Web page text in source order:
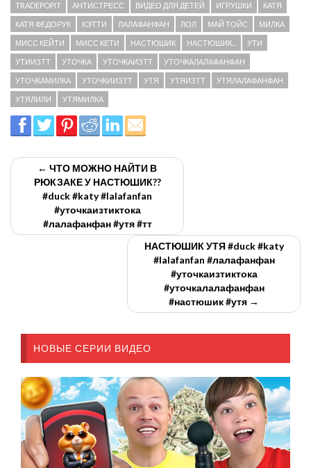
TRADEPOPIT АНТИСТРЕСС ВИДЕО ДЛЯ ДЕТЕЙ ИГРУШКИ КАТЯ
КАТЯ ФЕДОРУК КЭТТИ ЛАЛАФАНФАН ЛОЛ МАЙ ТОЙС МИЛКА
МИСС КЕЙТИ МИСС КЕТИ НАСТЮШИК НАСТЮШИК... УТИ
УТИИЗТТ УТОЧКА УТОЧКАИЗТТ УТОЧКАЛАЛАФАНФАН
УТОЧКАМИЛКА УТОЧКИИЗТТ УТЯ УТЯИЗТТ УТЯЛАЛАФАНФАН
УТЯЛИЛИ УТЯМИЛКА
← ЧТО МОЖНО НАЙТИ В
РЮКЗАКЕ У НАСТЮШИК??
#duck #katy #lalafanfan
#уточкаизтиктока
#лалафанфан #утя #тт
НАСТЮШИК УТЯ #duck #katy
#lalafanfan #лалафанфан
#уточкаизтиктока
#уточкалалафанфан
#настюшик #утя →
НОВЫЕ СЕРИИ ВИДЕО